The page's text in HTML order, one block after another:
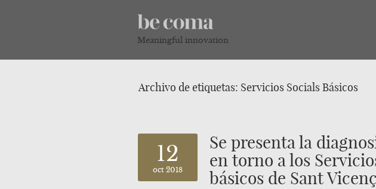
Meaningful innovation
Archivo de etiquetas: Servicios Socials Básicos
12
oct 2018
Se presenta la
en torno a los
básicos de Sant